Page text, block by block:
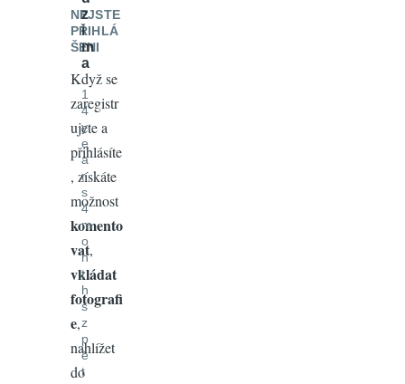
z
i
m
a
1
4
y
e
a
r
s
4
m
o
n
t
h
s
z
p
ě
t
NEJSTE
PŘIHLÁ
ŠENI
Když se
zaregistr
ujete a
přihlásíte
, získáte
možnost
komento
vat,
vkládat
fotografi
e,
nahlížet
do